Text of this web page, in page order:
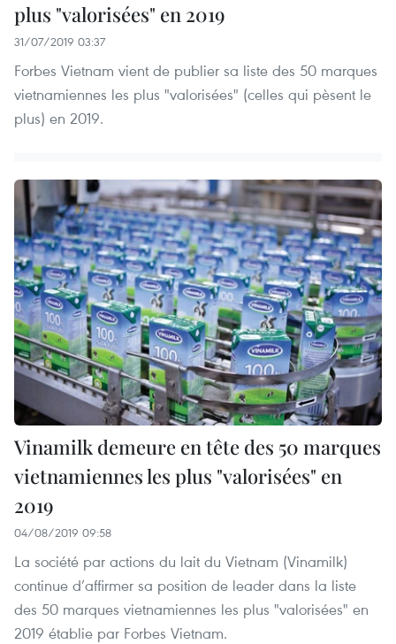
plus "valorisées" en 2019
31/07/2019 03:37
Forbes Vietnam vient de publier sa liste des 50 marques
vietnamiennes les plus "valorisées" (celles qui pèsent le
plus) en 2019.
Vinamilk demeure en tête des 50 marques
vietnamiennes les plus "valorisées" en
2019
04/08/2019 09:58
La société par actions du lait du Vietnam (Vinamilk)
continue d’affirmer sa position de leader dans la liste
des 50 marques vietnamiennes les plus "valorisées" en
2019 établie par Forbes Vietnam.